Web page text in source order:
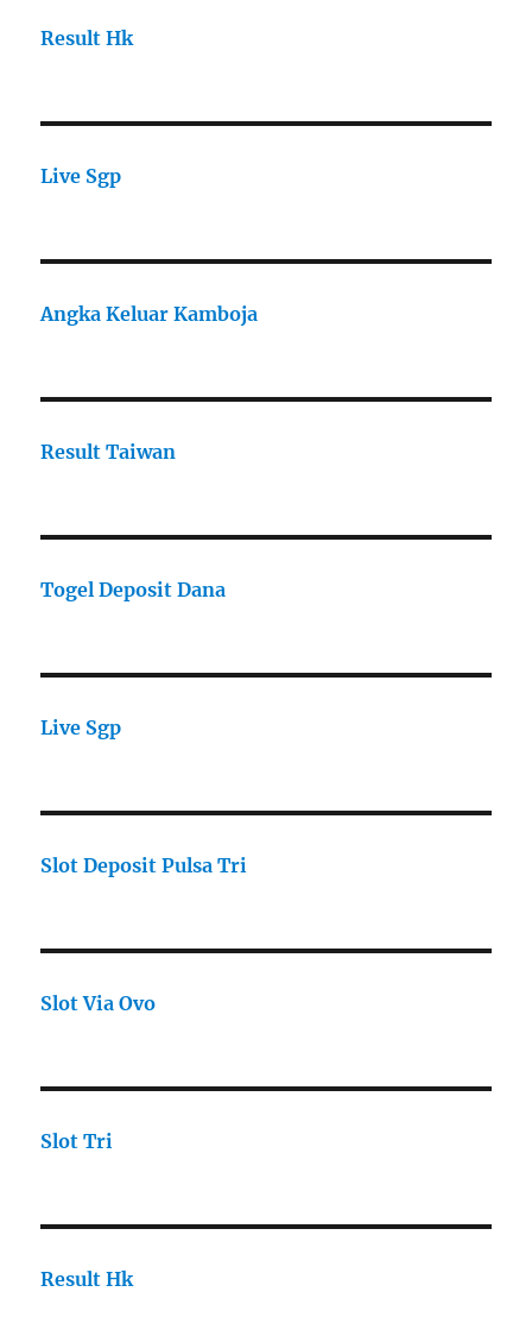
Result Hk
Live Sgp
Angka Keluar Kamboja
Result Taiwan
Togel Deposit Dana
Live Sgp
Slot Deposit Pulsa Tri
Slot Via Ovo
Slot Tri
Result Hk